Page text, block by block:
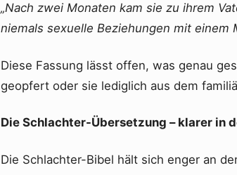
„Nach zwei Monaten kam sie zu ihrem
niemals sexuelle Beziehungen mit einem
Diese Fassung lässt offen, was genau
geopfert oder sie lediglich aus dem
Die Schlachter-Übersetzung – klarer in
Die Schlachter-Bibel hält sich enger an